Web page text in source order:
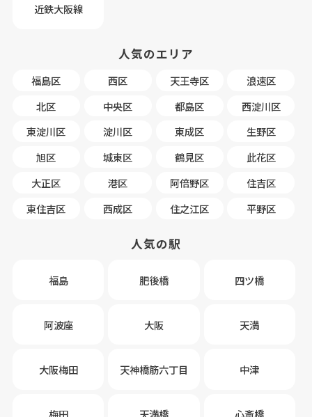
近鉄大阪線
人気のエリア
福島区 西区 天王寺区
浪速区
北区
中央区 都島区
西淀川区
東淀川区
淀川区 東成区
生野区
旭区
城東区 鶴見区
此花区
大正区
港区 阿倍野区
住吉区
東住吉区
西成区 住之江区 平野区
人気の駅
福島 肥後橋 四ツ橋
阿波座 大阪 天満
大阪梅田 天神橋筋六丁目 中津
梅田 天満橋 心斎橋